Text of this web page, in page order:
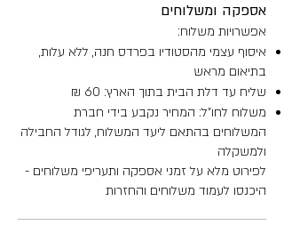
אספקה ומשלוחים
אפשרויות משלוח:
איסוף עצמי מהסטודיו בפרדס חנה, ללא עלות,
בתיאום מראש
שליח עד דלת הבית בתוך הארץ: 60 ₪
משלוח לחו"ל: המחיר נקבע בידי חברת
המשלוחים בהתאם ליעד המשלוח, לגודל החבילה
ולמשקלה
לפירוט מלא על זמני אספקה ותעריפי משלוחים -
היכנסו לעמוד משלוחים והחזרות